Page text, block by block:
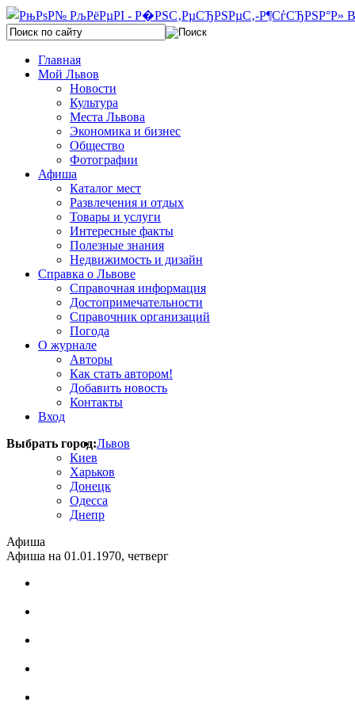
Главная
Мой Львов
Новости
Культура
Места Львова
Экономика и бизнес
Общество
Фотографии
Афиша
Каталог мест
Развлечения и отдых
Товары и услуги
Интересные факты
Полезные знания
Недвижимость и дизайн
Справка о Львове
Справочная информация
Достопримечательности
Справочник организаций
Погода
О журнале
Авторы
Как стать автором!
Добавить новость
Контакты
Вход
Выбрать город:Львов
Киев
Харьков
Донецк
Одесса
Днепр
Афиша
Афиша на 01.01.1970, четверг